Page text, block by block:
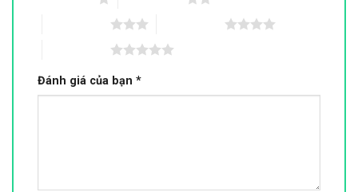
Đánh giá của bạn *